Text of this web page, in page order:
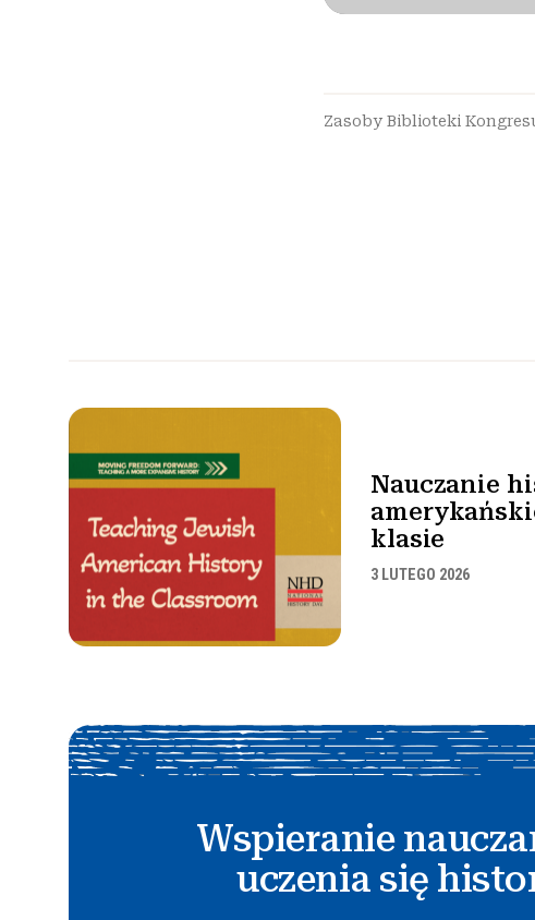
Zasoby Biblioteki
Nauczanie
klasie
3 LUTEGO 2026
Wspieranie
uczenia się